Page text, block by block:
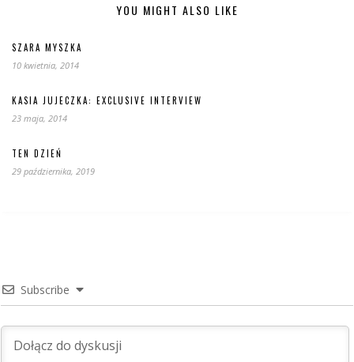
YOU MIGHT ALSO LIKE
SZARA MYSZKA
10 kwietnia, 2014
KASIA JUJECZKA: EXCLUSIVE INTERVIEW
23 maja, 2014
TEN DZIEŃ
29 października, 2019
Subscribe